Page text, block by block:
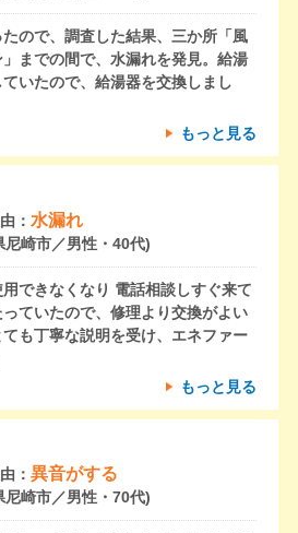
ので、調査した結果、三か所「風
までの間で、水漏れを発見。給湯
いたので、給湯器を交換しまし
もっと見る
： 水漏れ
尼崎市／男性・40代)
できなくなり 電話相談しすぐ来て
ていたので、修理より交換がよい
も丁寧な説明を受け、エネファー
もっと見る
： 異音がする
尼崎市／男性・70代)